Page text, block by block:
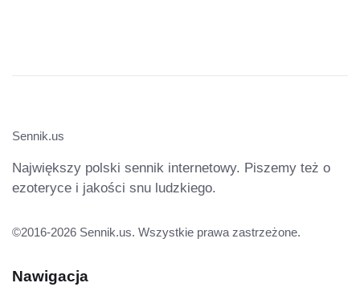
Sennik.us
Największy polski sennik internetowy. Piszemy też o
ezoteryce i jakości snu ludzkiego.
©2016-2026 Sennik.us. Wszystkie prawa zastrzeżone.
Nawigacja